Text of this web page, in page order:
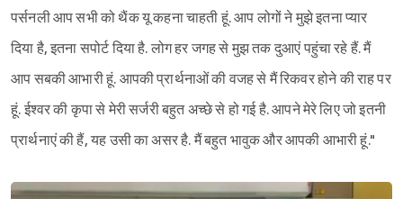
पर्सनली आप सभी को थैंक यू कहना चाहती हूं. आप लोगों ने मुझे इतना प्यार
दिया है, इतना सपोर्ट दिया है. लोग हर जगह से मुझ तक दुआएं पहुंचा रहे हैं. मैं
आप सबकी आभारी हूं. आपकी प्रार्थनाओं की वजह से मैं रिकवर होने की राह पर
हूं. ईश्वर की कृपा से मेरी सर्जरी बहुत अच्छे से हो गई है. आपने मेरे लिए जो इतनी
प्रार्थनाएं की हैं, यह उसी का असर है. मैं बहुत भावुक और आपकी आभारी हूं."